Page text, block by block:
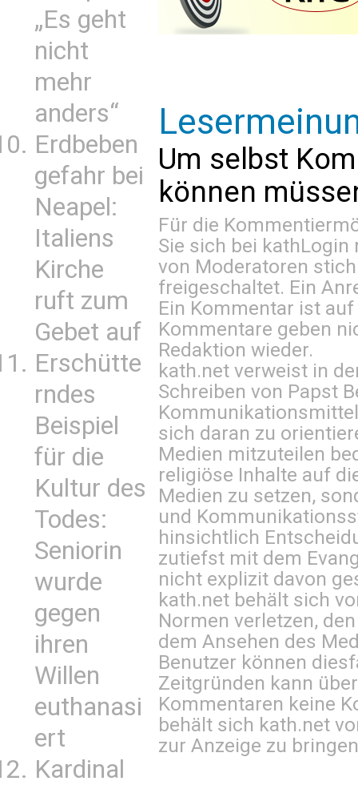
„Es geht
nicht
mehr
anders“
Erdbeben
gefahr bei
Neapel:
Italiens
Kirche
ruft zum
Gebet auf
Erschütte
rndes
Beispiel
für die
Kultur des
Todes:
Seniorin
wurde
gegen
ihren
Willen
euthanasi
ert
Kardinal
Um selbst
können
Für die
Sie sich bei kathLogin
von Moderatoren
freigeschaltet. Ein
Ein Kommentar ist
Kommentare geben
Redaktion wieder.
kath.net verweist in
Schreiben von Papst
sich daran zu
Medien mitzuteilen
religiöse Inhalte auf
Medien zu setzen,
und
hinsichtlich
zutiefst mit dem
nicht explizit davon
kath.net behält sich
Normen verletzen,
dem Ansehen des
Benutzer können
Zeitgründen kann
Kommentaren keine
behält sich kath.net
zur Anzeige zu